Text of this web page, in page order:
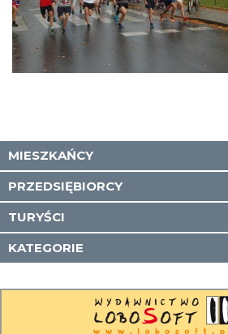
MIESZKAŃCY
PRZEDSIĘBIORCY
TURYŚCI
KATEGORIE